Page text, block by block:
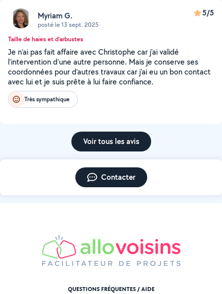
Myriam G.
posté le 13 sept. 2025
5/5
Taille de haies et d'arbustes
Je n'ai pas fait affaire avec Christophe car j'ai validé
l'intervention d'une autre personne. Mais je conserve ses
coordonnées pour d'autres travaux car j'ai eu un bon contact
avec lui et je suis prête à lui faire confiance.
Très sympathique
Voir tous les avis
Contacter
QUESTIONS FRÉQUENTES / AIDE